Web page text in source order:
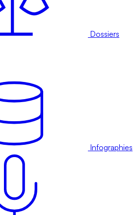
Dossiers
Infographies